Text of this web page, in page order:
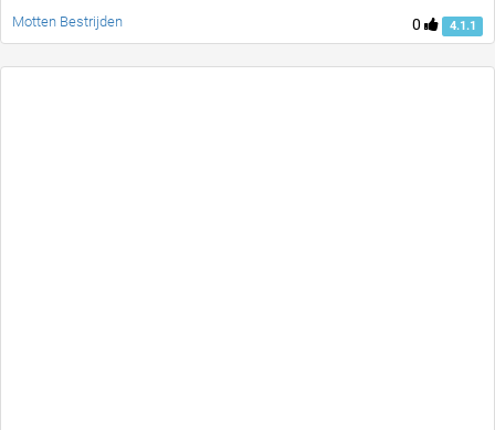
0 4.1.1
Motten Bestrijden